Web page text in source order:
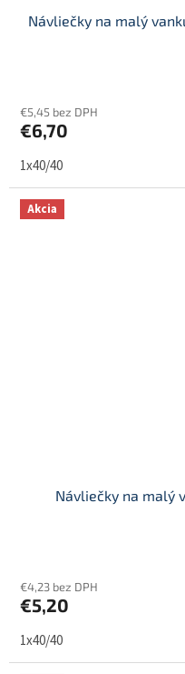
Návliečky na malý
€5,45 bez DPH
€6,70
1x40/40
Akcia
Návliečky na malý
€4,23 bez DPH
€5,20
1x40/40